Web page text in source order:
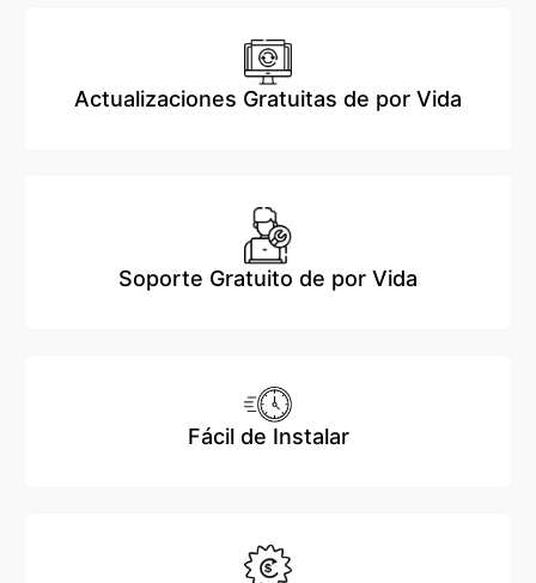
Actualizaciones Gratuitas de por Vida
Soporte Gratuito de por Vida
Fácil de Instalar